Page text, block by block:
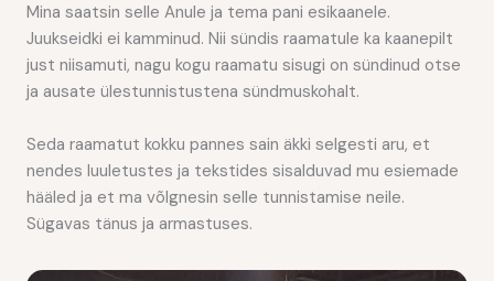
Mina saatsin selle Anule ja tema pani esikaanele.
Juukseidki ei kamminud. Nii sündis raamatule ka kaanepilt
just niisamuti, nagu kogu raamatu sisugi on sündinud otse
ja ausate ülestunnistustena sündmuskohalt.
Seda raamatut kokku pannes sain äkki selgesti aru, et
nendes luuletustes ja tekstides sisalduvad mu esiemade
hääled ja et ma võlgnesin selle tunnistamise neile.
Sügavas tänus ja armastuses.